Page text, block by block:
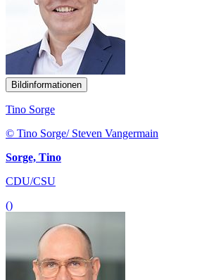
Bildinformationen
Tino Sorge
© Tino Sorge/ Steven Vangermain
Sorge, Tino
CDU/CSU
()